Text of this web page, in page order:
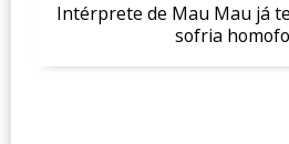
Intérprete de Mau Mau já
sofria